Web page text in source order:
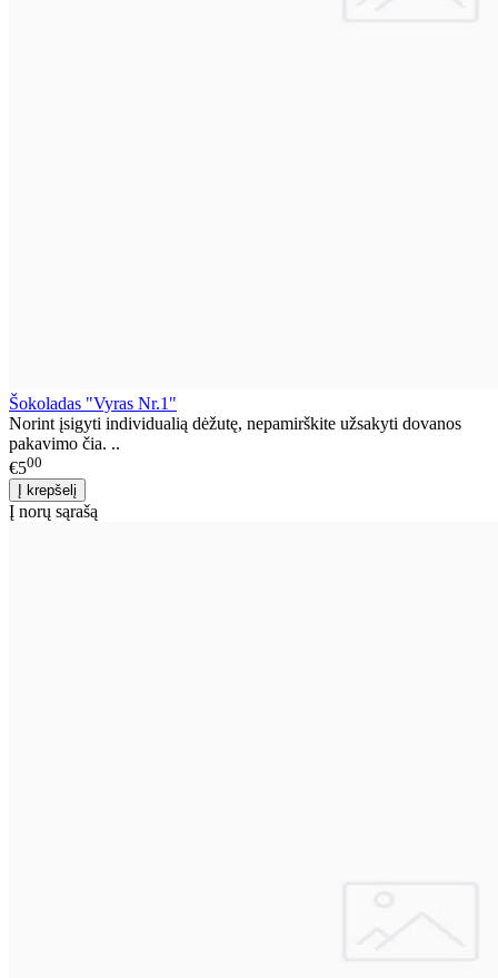
Šokoladas "Vyras Nr.1"
Norint įsigyti individualią dėžutę, nepamirškite užsakyti dovanos
pakavimo čia. ..
€500
Į norų sąrašą